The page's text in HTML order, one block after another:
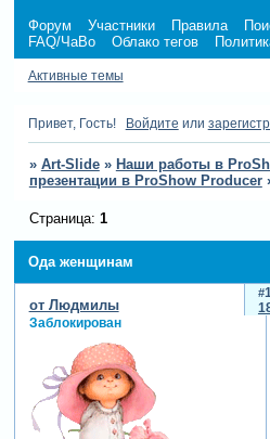
Форум Участники Правила
FAQ/ЧаВо
Облако тегов
Активные темы
Привет, Гость! Войдите или
» Art-Slide » Наши работы в
презентации в ProShow Producer
Ода женщинам
Страница: 1
от Людмилы
Заблокирован